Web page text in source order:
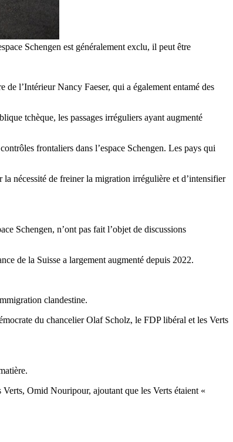
Schengen est généralement exclu, il peut être
l’Intérieur Nancy Faeser, qui a également entamé des
tchèque, les passages irréguliers ayant augmenté
frontaliers dans l’espace Schengen. Les pays qui
nécessité de freiner la migration irrégulière et d’intensifier
Schengen, n’ont pas fait l’objet de discussions
de la Suisse a largement augmenté depuis 2022.
clandestine.
du chancelier Olaf Scholz, le FDP libéral et les Verts
Verts, Omid Nouripour, ajoutant que les Verts étaient «